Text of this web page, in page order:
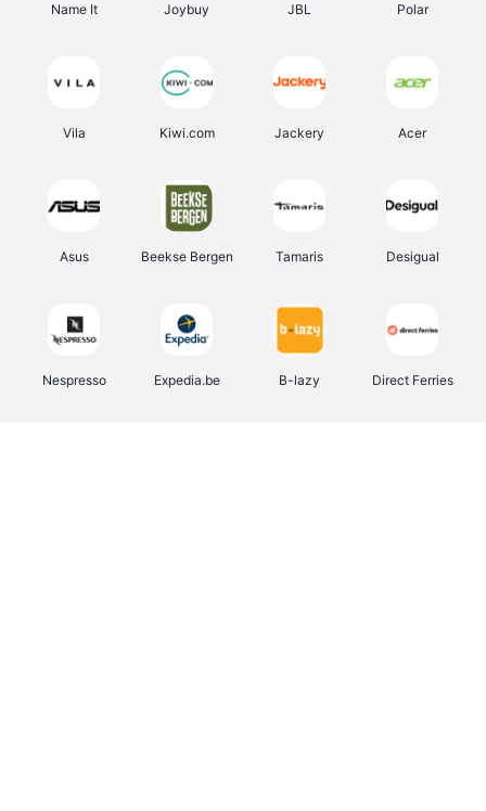
Name It Joybuy JBL Polar
Vila Kiwi.com Jackery Acer
Asus Beekse Bergen Tamaris Desigual
Nespresso Expedia.be B-lazy Direct Ferries